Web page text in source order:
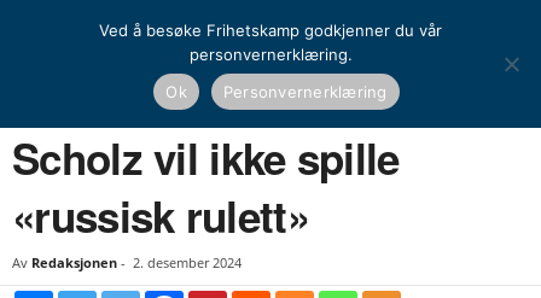
Scholz vil ikke spille «russisk rulett»
Scholz vil ikke spille
«russisk rulett»
Av Redaksjonen - 2. desember 2024
Ved å besøke Frihetskamp godkjenner du vår
personvernerklæring.
Ok
Personvernerklæring